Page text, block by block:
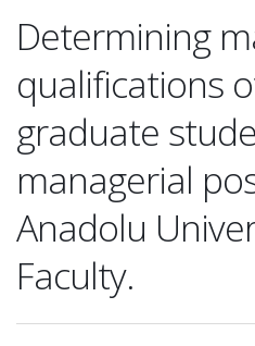
Determining
qualifications
graduate
managerial
Anadolu
Faculty.